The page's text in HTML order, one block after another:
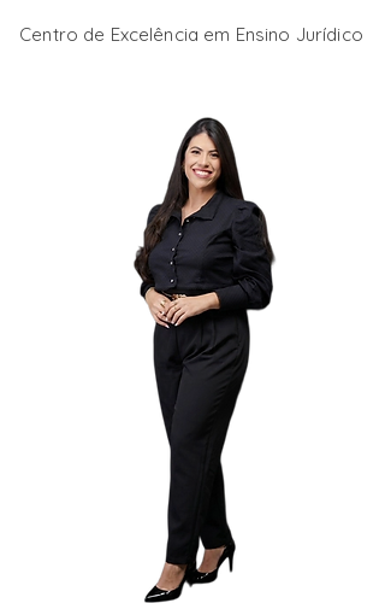
Centro de Excelência em Ensino Jurídico